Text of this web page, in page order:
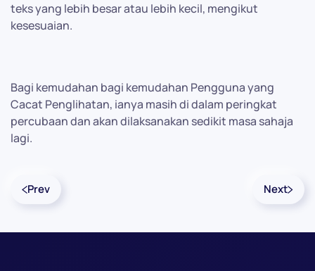
teks yang lebih besar atau lebih kecil, mengikut
kesesuaian.
Bagi kemudahan bagi kemudahan Pengguna yang
Cacat Penglihatan, ianya masih di dalam peringkat
percubaan dan akan dilaksanakan sedikit masa sahaja
lagi.
Prev Next